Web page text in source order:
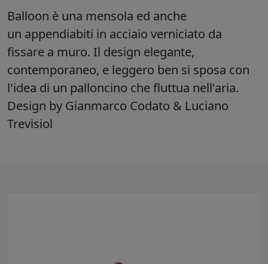
Balloon è una mensola ed anche
un appendiabiti in acciaio verniciato da
fissare a muro. Il design elegante,
contemporaneo, e leggero ben si sposa con
l'idea di un palloncino che fluttua nell'aria.
Design by Gianmarco Codato & Luciano
Trevisiol